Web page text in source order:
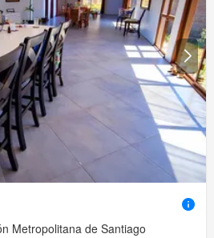
Metropolitana de Santiago